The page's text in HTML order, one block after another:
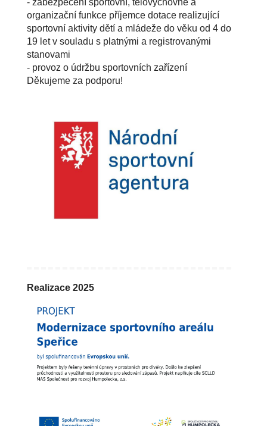
organizační funkce příjemce dotace realizující
sportovní aktivity dětí a mládeže do věku od 4 do
19 let v souladu s platnými a registrovanými
stanovami
- provoz o údržbu sportovních zařízení
Děkujeme za podporu!
Realizace 2025